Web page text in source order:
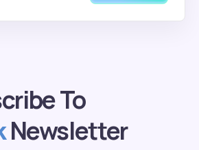
To
Newsletter